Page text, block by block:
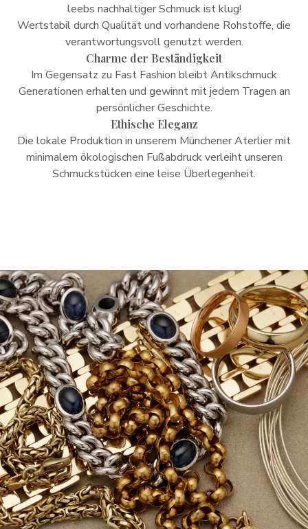
leebs nachhaltiger Schmuck ist klug!
Wertstabil durch Qualität und vorhandene Rohstoffe, die
verantwortungsvoll genutzt werden.
Charme der Beständigkeit
Im Gegensatz zu Fast Fashion bleibt Antikschmuck
Generationen erhalten und gewinnt mit jedem Tragen an
persönlicher Geschichte.
Ethische Eleganz
Die lokale Produktion in unserem Münchener Aterlier mit
minimalem ökologischen Fußabdruck verleiht unseren
Schmuckstücken eine leise Überlegenheit.